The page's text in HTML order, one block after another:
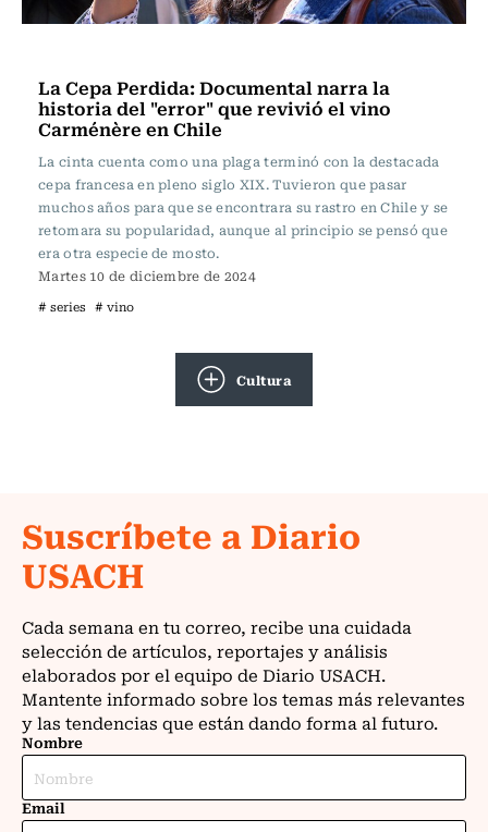
La Cepa Perdida: Documental narra la
historia del "error" que revivió el vino
Carménère en Chile
La cinta cuenta como una plaga terminó con la destacada
cepa francesa en pleno siglo XIX. Tuvieron que pasar
muchos años para que se encontrara su rastro en Chile y se
retomara su popularidad, aunque al principio se pensó que
era otra especie de mosto.
Martes 10 de diciembre de 2024
# series # vino
Cultura